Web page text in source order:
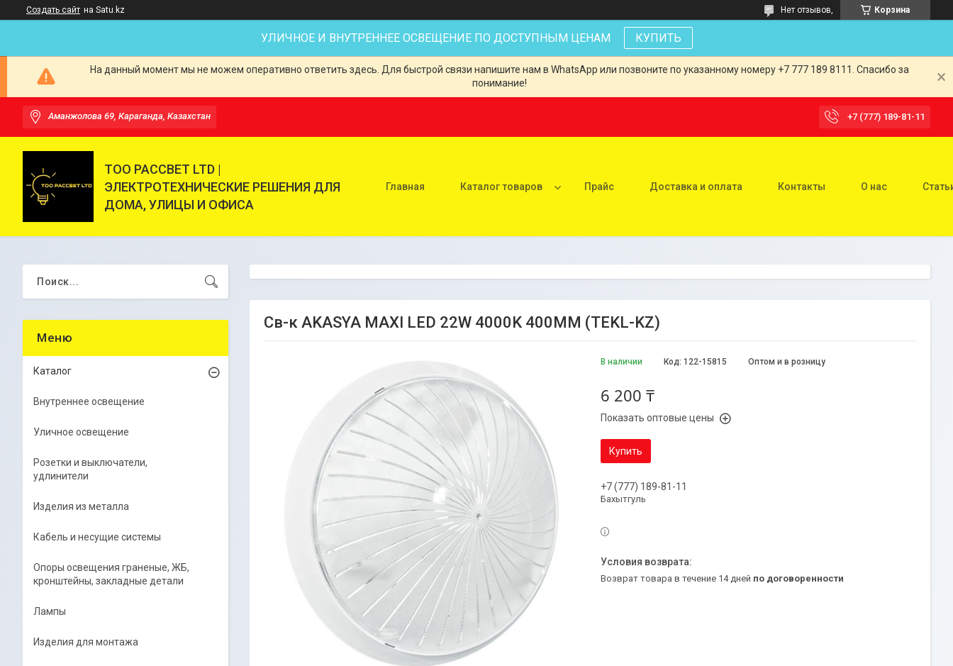
Создать сайт на Satu.kz Корзина
Нет отзывов,
УЛИЧНОЕ И ВНУТРЕННЕЕ ОСВЕЩЕНИЕ ПО ДОСТУПНЫМ ЦЕНАМ КУПИТЬ
На данный момент мы не можем оперативно ответить здесь. Для быстрой связи напишите нам в WhatsApp или позвоните по указанному номеру +7 777 189 8111. Спасибо за
понимание!
Аманжолова 69, Караганда, Казахстан +7 (777) 189-81-11
ТОО РАССВЕТ LTD |
ЭЛЕКТРОТЕХНИЧЕСКИЕ РЕШЕНИЯ ДЛЯ
ДОМА, УЛИЦЫ И ОФИСА
Главная Каталог товаров Прайс Доставка и оплата Контакты О нас
Св-к AKASYA MAXI LED 22W 4000K 400MM (TEKL-KZ)
В наличии Оптом и в розницу
Код: 122-15815
6 200 ₸
Показать оптовые цены
Купить
+7 (777) 189-81-11
Бахытгуль
возврат товара в течение 14 дней по договоренности
Каталог
Внутреннее освещение
Уличное освещение
Розетки и выключатели,
удлинители
Изделия из металла
Кабель и несущие системы
Опоры освещения граненые, ЖБ,
кронштейны, закладные детали
Лампы
Изделия для монтажа